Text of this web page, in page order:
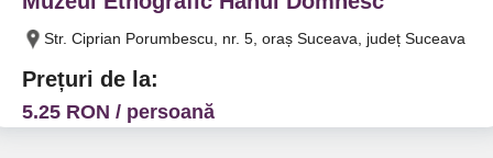
Str. Ciprian Porumbescu, nr. 5, oraș Suceava, județ Suceava
Prețuri de la:
5.25 RON / persoană